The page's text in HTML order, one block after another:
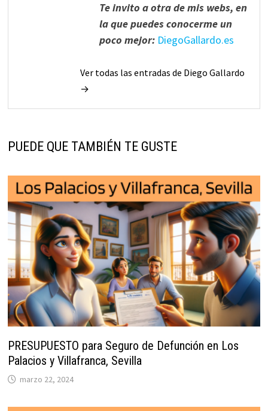
Te invito a otra de mis webs, en
la que puedes conocerme un
poco mejor: DiegoGallardo.es
Ver todas las entradas de Diego Gallardo
→
PUEDE QUE TAMBIÉN TE GUSTE
PRESUPUESTO para Seguro de Defunción en Los
Palacios y Villafranca, Sevilla
marzo 22, 2024